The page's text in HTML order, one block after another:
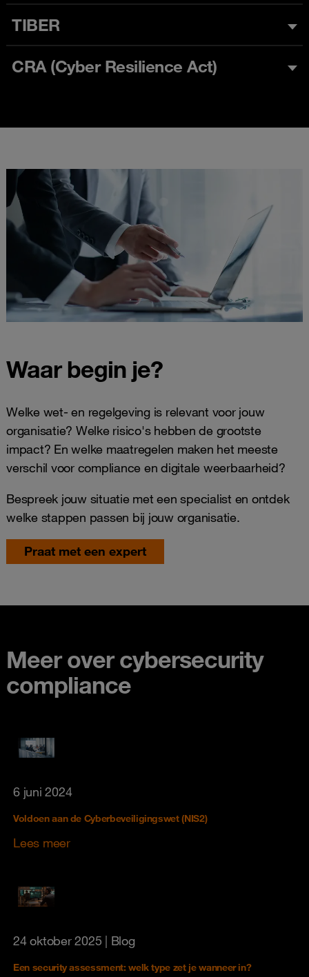
TIBER
CRA (Cyber Resilience Act)
Waar begin je?
Welke wet- en regelgeving is relevant voor jouw
organisatie? Welke risico's hebben de grootste
impact? En welke maatregelen maken het meeste
verschil voor compliance en digitale weerbaarheid?
Bespreek jouw situatie met een specialist en ontdek
welke stappen passen bij jouw organisatie.
Praat met een expert
Meer over cybersecurity
compliance
6 juni 2024
Voldoen aan de Cyberbeveiligingswet (NIS2)
Lees meer
24 oktober 2025 | Blog
Een security assessment: welk type zet je wanneer in?